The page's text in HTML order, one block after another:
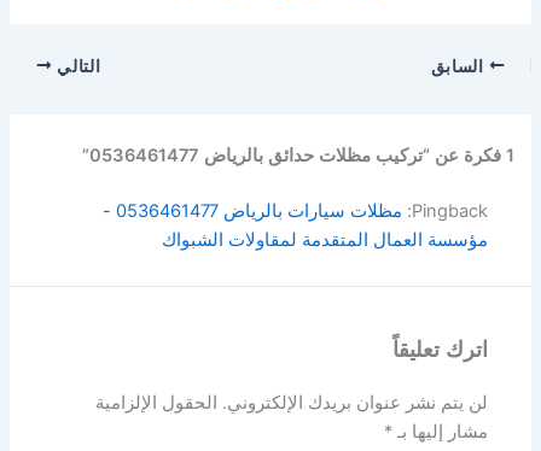
السابق التالي
1 فكرة عن “تركيب مظلات حدائق بالرياض 0536461477”
Pingback:
مظلات سيارات بالرياض 0536461477 -
مؤسسة العمال المتقدمة لمقاولات الشبواك
اترك تعليقاً
لن يتم نشر عنوان بريدك الإلكتروني. الحقول الإلزامية
مشار إليها بـ*